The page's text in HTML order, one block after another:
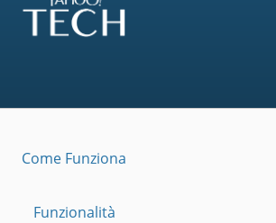
Come Funziona
Funzionalità